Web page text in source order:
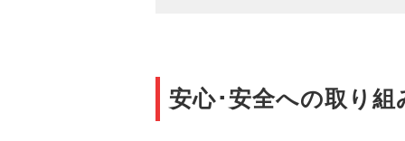
安心･安全への取り組